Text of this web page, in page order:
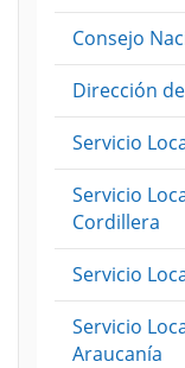
Consejo
Dirección
Servicio
Servicio
Cordillera
Servicio
Servicio
Araucanía